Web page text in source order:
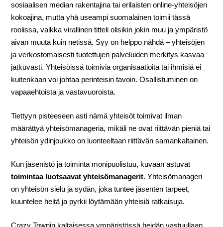
sosiaalisen median rakentajina tai erilaisten online-yhteisöjen
kokoajina, mutta yhä useampi suomalainen toimii tässä
roolissa, vaikka virallinen titteli olisikin jokin muu ja ympäristö
aivan muuta kuin netissä. Syy on helppo nähdä – yhteisöjen
ja verkostomaisesti tuotettujen palveluiden merkitys kasvaa
jatkuvasti. Yhteisöissä toimivia organisaatioita tai ihmisiä ei
kuitenkaan voi johtaa perinteisin tavoin. Osallistuminen on
vapaaehtoista ja vastavuoroista.
Tiettyyn pisteeseen asti nämä yhteisöt toimivat ilman
määrättyä yhteisömanageria, mikäli ne ovat riittävän pieniä tai
yhteisön ydinjoukko on luonteeltaan riittävän samankaltainen.
Kun jäsenistö ja toiminta monipuolistuu, kuvaan astuvat
toimintaa luotsaavat yhteisömanagerit. Yhteisömanageri
on yhteisön sielu ja sydän, joka tuntee jäsenten tarpeet,
kuuntelee heitä ja pyrkii löytämään yhteisiä ratkaisuja.
Crazy Townin kaltaisessa ympäristössä heidän vastuullaan